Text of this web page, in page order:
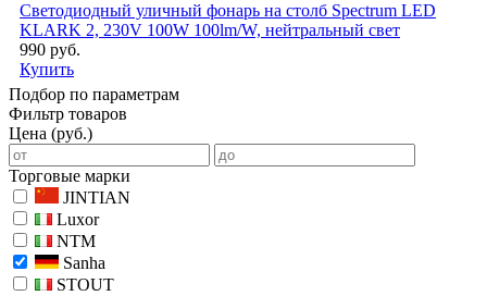
Светодиодный уличный фонарь на столб Spectrum LED
KLARK 2, 230V 100W 100lm/W, нейтральный свет
990 руб.
Купить
Подбор по параметрам
Фильтр товаров
Цена (руб.)
Торговые марки
JINTIAN
Luxor
NTM
Sanha
STOUT